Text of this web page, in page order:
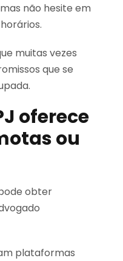
não hesite em
muitas vezes
que se
oferece
ou
obter
plataformas